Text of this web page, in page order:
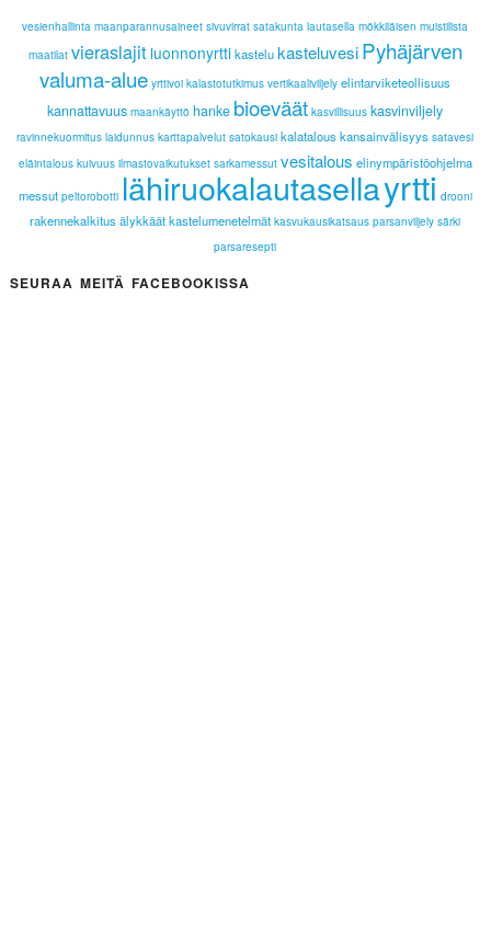
vesienhallinta maanparannusaineet sivuvirrat satakunta lautasella mökkiläisen muistilista
maatilat vieraslajit luonnonyrttikastelukasteluvesiPyhäjärven
valuma-alue yrttivoi kalastotutkimus vertikaaliviljely elintarviketeollisuus
kannattavuus maankäyttö hanke bioeväät kasvillisuus kasvinviljely
ravinnekuormitus laidunnus karttapalvelut satokausi kalatalous kansainvälisyys satavesi
eläintalous kuivuus ilmastovaikutukset sarkamessut vesitalous elinympäristöohjelma
messut peltorobotti lähiruokalautasellayrtti drooni
rakennekalkitus älykkäät kastelumenetelmät kasvukausikatsaus parsanviljely särki
parsaresepti
SEURAA MEITÄ FACEBOOKISSA